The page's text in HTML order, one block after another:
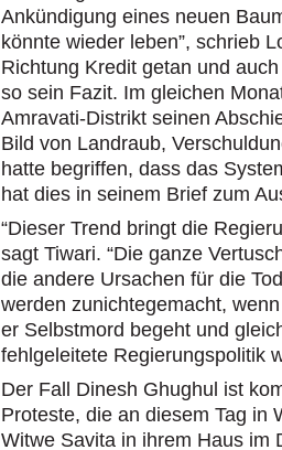
Ankündigung eines neuen
könnte wieder leben”, schrieb
Richtung Kredit getan und
so sein Fazit. Im gleichen
Amravati-Distrikt seinen
Bild von Landraub,
hatte begriffen, dass das
hat dies in seinem Brief zum
“Dieser Trend bringt die
sagt Tiwari. “Die ganze
die andere Ursachen für die
werden zunichtegemacht,
er Selbstmord begeht und
fehlgeleitete Regierungspolitik
Der Fall Dinesh Ghughul ist
Proteste, die an diesem Tag in
Witwe Savita in ihrem Haus im